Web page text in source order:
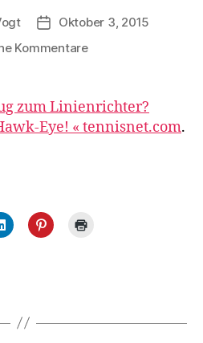
Veröffentlichungsdatum
Oktober 3, 2015
Kommentarezu
das
Zeug
zum
Hawk-
zum Linienrichter?
Eye! « tennisnet.com.